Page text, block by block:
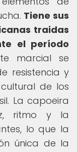
Tiene sus
traidas
el período
marcial se
resistencia y
de los
La capoeira
ritmo y la
lo que la
única de la